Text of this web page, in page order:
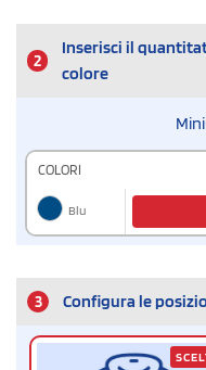
2
Inserisci il
colore
COLORI
Blu
3 Configura le